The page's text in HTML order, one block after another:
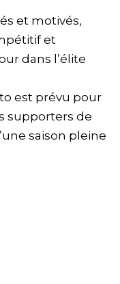
et motivés,
et
dans l’élite
est prévu pour
supporters de
saison pleine